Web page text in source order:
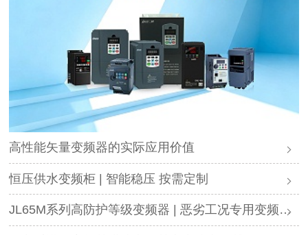
高性能矢量变频器的实际应用价值
恒压供水变频柜 | 智能稳压 按需定制
JL65M系列高防护等级变频器 | 恶劣工况专用变频解决方案